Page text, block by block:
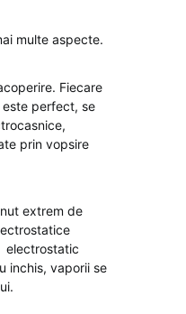
multe aspecte.
Fiecare
perfect, se
prin vopsire
extrem de
electrostatic
inchis, vaporii se